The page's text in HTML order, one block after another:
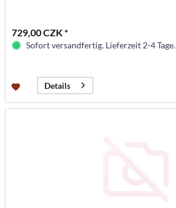
729,00 CZK *
Sofort versandfertig. Lieferzeit 2-4 Tage.
Details